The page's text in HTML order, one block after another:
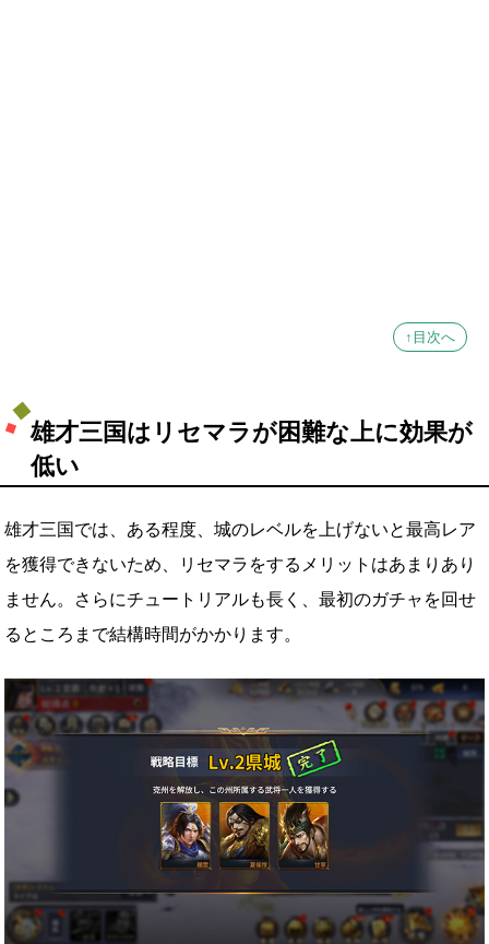
↑目次へ
雄才三国はリセマラが困難な上に効果が
低い
雄才三国では、ある程度、城のレベルを上げないと最高レア
を獲得できないため、リセマラをするメリットはあまりあり
ません。さらにチュートリアルも長く、最初のガチャを回せ
るところまで結構時間がかかります。